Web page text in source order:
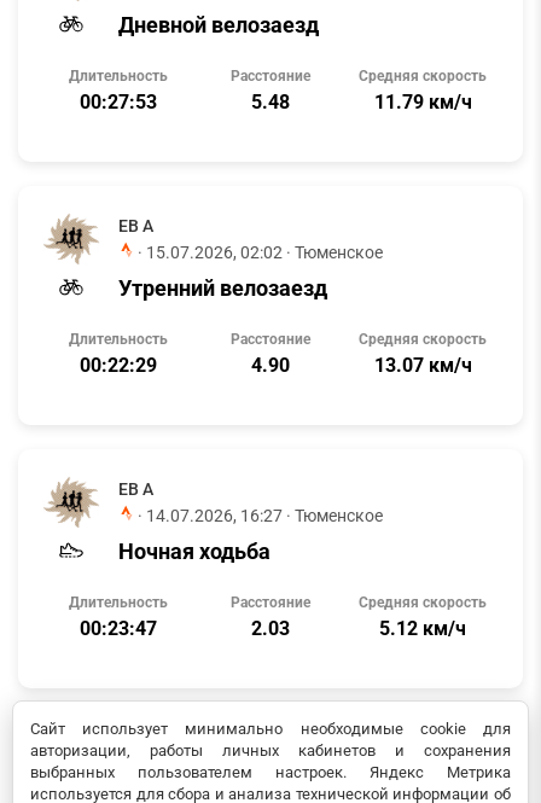
Дневной велозаезд
Длительность
00:27:53
Расстояние
5.48
Средняя скорость
11.79 км/ч
ЕВ А
· 15.07.2026, 02:02 · Тюменское
Утренний велозаезд
Длительность
00:22:29
Расстояние
4.90
Средняя скорость
13.07 км/ч
ЕВ А
· 14.07.2026, 16:27 · Тюменское
Ночная ходьба
Длительность
00:23:47
Расстояние
2.03
Средняя скорость
5.12 км/ч
ЕВ А
·14.07.2026, 12:33· Тюменское
Сайт использует минимально необходимые cookie для
авторизации, работы личных кабинетов и сохранения
выбранных пользователем настроек. Яндекс Метрика
используется для сбора и анализа технической информации об